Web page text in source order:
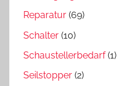
Reparatur (69)
Schalter (10)
Schaustellerbedarf(1)
Seilstopper (2)